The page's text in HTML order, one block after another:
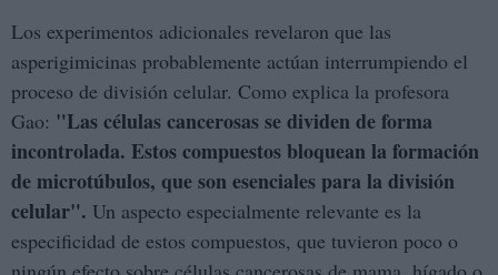
Los experimentos adicionales revelaron que las
asperigimicinas probablemente actúan interrumpiendo el
proceso de división celular. Como explica la profesora
Gao: "Las células cancerosas se dividen de forma
incontrolada. Estos compuestos bloquean la formación
de microtúbulos, que son esenciales para la división
celular". Un aspecto especialmente relevante es la
especificidad de estos compuestos, que tuvieron poco o